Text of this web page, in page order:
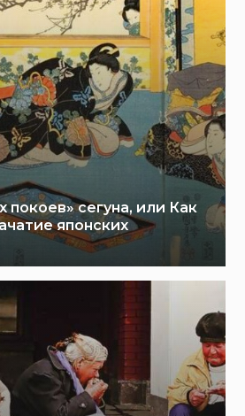
покоев» сегуна, или Как
японских